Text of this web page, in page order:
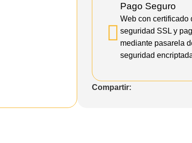
Pago Seguro
Web con certificado
seguridad SSL y
mediante pasarela
seguridad
Compartir: